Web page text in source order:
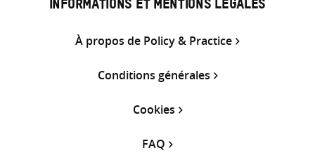
INFORMATIONS ET MENTIONS LÉGALES
À propos de Policy & Practice
Conditions générales
Cookies
FAQ